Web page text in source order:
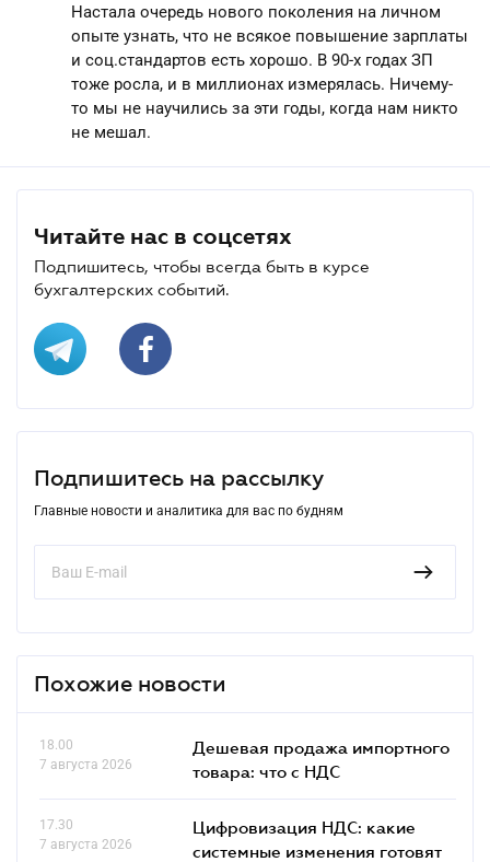
Настала очередь нового поколения на личном
опыте узнать, что не всякое повышение зарплаты
и соц.стандартов есть хорошо. В 90-х годах ЗП
тоже росла, и в миллионах измерялась. Ничему-
то мы не научились за эти годы, когда нам никто
не мешал.
Читайте нас в соцсетях
Подпишитесь, чтобы всегда быть в курсе
бухгалтерских событий.
Подпишитесь на рассылку
Главные новости и аналитика для вас по будням
Похожие новости
18.00
7 августа 2026
Дешевая продажа импортного
товара: что c НДС
17.30
7 августа 2026
Цифровизация НДС: какие
системные изменения готовят